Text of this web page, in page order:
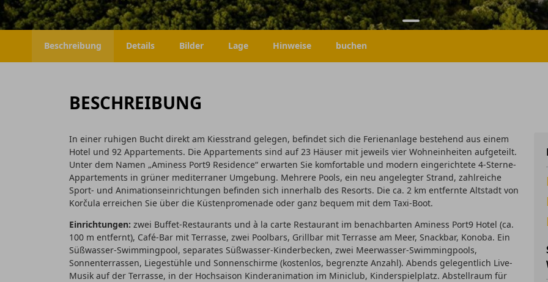
Beschreibung Details Bilder Lage Hinweise buchen
BESCHREIBUNG
In einer ruhigen Bucht direkt am Kiesstrand gelegen, befindet sich die Ferienanlage bestehend aus einem
Hotel und 92 Appartements. Die Appartements sind auf 23 Häuser mit jeweils vier Wohneinheiten aufgeteilt.
Unter dem Namen „Aminess Port9 Residence“ erwarten Sie komfortable und modern eingerichtete 4-Sterne-
Appartements in grüner mediterraner Umgebung. Mehrere Pools, ein neu angelegter Strand, zahlreiche
Sport- und Animationseinrichtungen befinden sich innerhalb des Resorts. Die ca. 2 km entfernte Altstadt von
Korčula erreichen Sie über die Küstenpromenade oder ganz bequem mit dem Taxi-Boot.
Einrichtungen: zwei Buffet-Restaurants und à la carte Restaurant im benachbarten Aminess Port9 Hotel (ca.
100 m entfernt), Café-Bar mit Terrasse, zwei Poolbars, Grillbar mit Terrasse am Meer, Snackbar, Konoba. Ein
Süßwasser-Swimmingpool, separates Süßwasser-Kinderbecken, zwei Meerwasser-Swimmingpools,
Sonnenterrassen, Liegestühle und Sonnenschirme (kostenlos, begrenzte Anzahl). Abends gelegentlich Live-
Musik auf der Terrasse, in der Hochsaison Kinderanimation im Miniclub, Kinderspielplatz. Abstellraum für